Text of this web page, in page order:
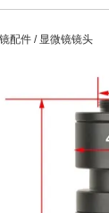
配件 / 显微镜镜头